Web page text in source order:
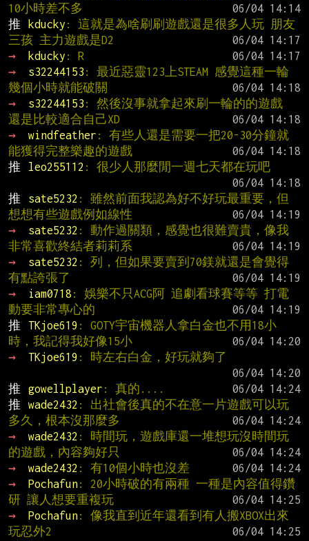
10小時差不多
推
kducky : 這就是為啥刷刷遊戲還是很多人玩 朋友
三孩 主力遊戲是D2
→
kducky : R
→
s32244153 : 最近惡靈123上STEAM 感覺這種一輪
幾個小時就能破關
→
s32244153 : 然後沒事就拿起來刷一輪的的遊戲
還是比較適合自己XD
→
windfeather : 有些人還是需要一把20-30分鐘就
能獲得完整樂趣的遊戲
推
leo255112 : 很少人那麼閒一週七天都在玩吧
推
sate5232 : 雖然前面我認為好不好玩最重要，但
想想有些遊戲例如線性
→
sate5232 : 動作過關類，感覺也很難賣貴，像我
非常喜歡終結者莉莉系
→
sate5232 : 列，但如果要賣到70鎂就還是會覺得
有點誇張了
→
iam0718 : 娛樂不只ACG阿 追劇看球賽等等 打電
動要非常專心的
推
TKjoe619 : GOTY宇宙機器人拿白金也不用18小
時，我記得我好像15小
→
TKjoe619 : 時左右白金，好玩就夠了
推
gowellplayer : 真的....
推
wade2432 : 出社會後真的不在意一片遊戲可以玩
多久，根本沒那麼多
→
wade2432 : 時間玩，遊戲庫還一堆想玩沒時間玩
的遊戲，內容夠好只
→
wade2432 : 有10個小時也沒差
→
Pochafun: 20小時破的有兩種 一種是內容值得鑽
研 讓人想要重複玩
→
Pochafun: 像我直到近年還看到有人搬XBOX出來
玩忍外2